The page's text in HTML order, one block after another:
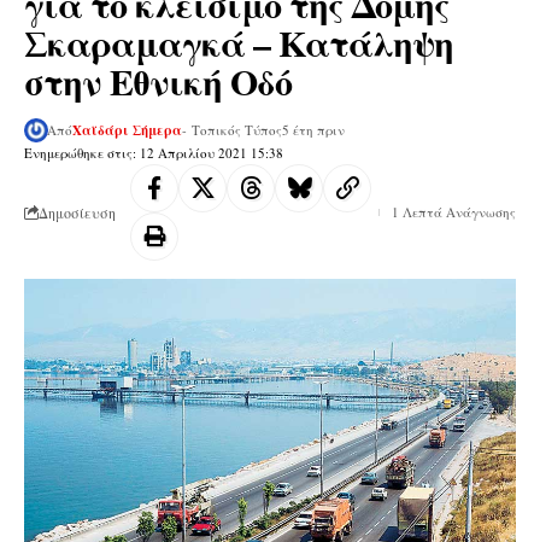
Σκαραμαγκά – Κατάληψη
στην Εθνική Οδό
Ενημερώθηκε στις: 12 Απριλίου 2021 15:38
ΑπόΧαϊδάρι Σήμερα- Τοπικός Τύπος5 έτη πριν
Δημοσίευση 1 Λεπτά Ανάγνωσης